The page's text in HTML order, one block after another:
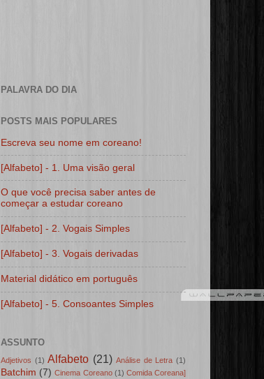
PALAVRA DO DIA
POSTS MAIS POPULARES
Escreva seu nome em coreano!
[Alfabeto] - 1. Uma visão geral
O que você precisa saber antes de
começar a estudar coreano
[Alfabeto] - 2. Vogais Simples
[Alfabeto] - 3. Vogais derivadas
Material didático em português
[Alfabeto] - 5. Consoantes Simples
ASSUNTO
Adjetivos (1) Alfabeto (21) Análise de Letra (1)
Batchim (7) Cinema Coreano (1) Comida Coreana]